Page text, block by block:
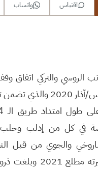
اقتباس واتساب
الروسي والتركي اتفاق
الموقع في 5 مارس/آذار
في كل من إدلب
والجوي من قبل
والذي زادت وتيرته